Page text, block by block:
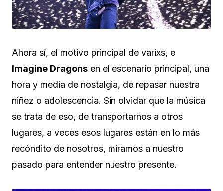
Ahora sí, el motivo principal de varixs, e
Imagine Dragons en el escenario principal, una
hora y media de nostalgia, de repasar nuestra
niñez o adolescencia. Sin olvidar que la música
se trata de eso, de transportarnos a otros
lugares, a veces esos lugares están en lo más
recóndito de nosotros, miramos a nuestro
pasado para entender nuestro presente.